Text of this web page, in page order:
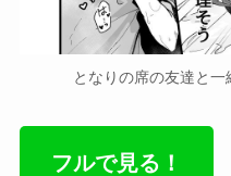
となりの席の友達と
フルで見る！